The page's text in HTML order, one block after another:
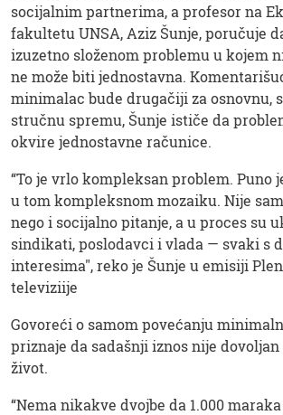
socijalnim partnerima, a profesor na
fakultetu UNSA, Aziz Šunje, poručuje
izuzetno složenom problemu u kojem
ne može biti jednostavna.
minimalac bude drugačiji za osnovnu,
stručnu spremu, Šunje ističe da
okvire jednostavne računice.
“To je vrlo kompleksan problem. Puno
u tom kompleksnom mozaiku. Nije
nego i socijalno pitanje, a u proces su
sindikati, poslodavci i vlada — svaki s
interesima", reko je Šunje u emisiji
televiziije
Govoreći o samom povećanju
priznaje da sadašnji iznos nije
život.
“Nema nikakve dvojbe da 1.000